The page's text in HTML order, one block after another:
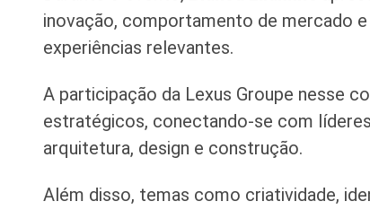
inovação, comportamento de mercado
experiências relevantes.
A participação da Lexus Groupe nesse
estratégicos, conectando-se com
arquitetura, design e construção.
Além disso, temas como criatividade,